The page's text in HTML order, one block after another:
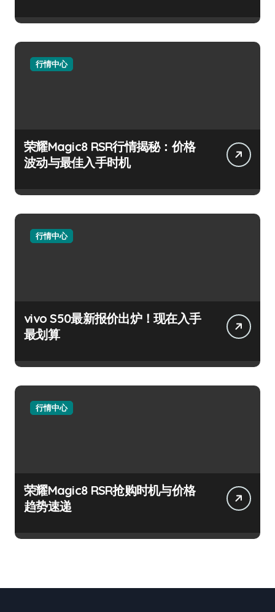
行情中心
荣耀Magic8 RSR行情揭秘：价格
波动与最佳入手时机
行情中心
vivo S50最新报价出炉！现在入手
最划算
行情中心
荣耀Magic8 RSR抢购时机与价格
趋势速递